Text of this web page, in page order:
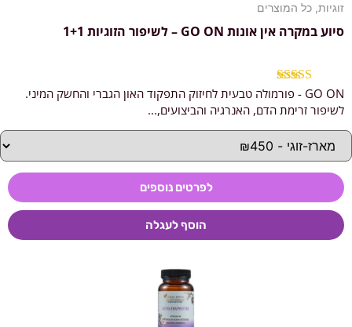
זוגיות, כל המוצרים
סיוע במקרה אין אונות GO ON – לשיפור הזוגיות 1+1
לפרטים נוספים
הוסף לעגלה
GO ON - פורמולה טבעית לחיזוק התפקוד האון הגברי והחשק המיני.
לשיפור זרימת הדם, האנרגיה והביצועים,...
דורג4.78
מתוך 5